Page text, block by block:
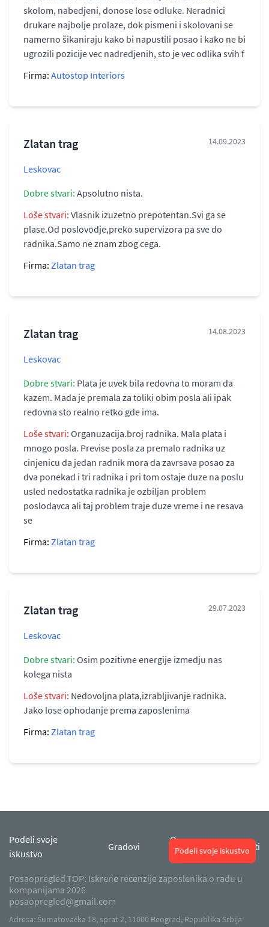
skolom, nabedjeni, donose lose odluke. Neradnici
drukare najbolje prolaze, dok pismeni i skolovani se
namerno šikaniraju kako bi napustili posao i kako ne bi
ugrozili pozicije vec nadredjenih, sto je vec odlika svih f
Firma: Autostop Interiors
Zlatan trag 14.09.2023
Leskovac
Dobre stvari: Apsolutno nista.
Loše stvari: Vlasnik izuzetno prepotentan.Svi ga se
plase.Od poslovodje,preko supervizora pa sve do
radnika.Samo ne znam zbog cega.
Firma: Zlatan trag
Zlatan trag 14.08.2023
Leskovac
Dobre stvari: Plata je uvek bila redovna to moram da
kazem. Mada je premala za toliki obim posla ali ipak
redovna sto realno retko gde ima.
Loše stvari: Organuzacija.broj radnika. Mala plata i
mnogo posla. Previse posla za premalo radnika uz
cinjenicu da jedan radnik mora da zavrsava posao za
dva ponekad i tri radnika i pri tom ostaje duze na poslu
usled nedostatka radnika je ozbiljan problem
poslodavca ali taj problem traje duze vreme i ne resava
se
Firma: Zlatan trag
Zlatan trag 29.07.2023
Leskovac
Dobre stvari: Osim pozitivne energije izmedju nas
kolega nista
Loše stvari: Nedovoljna plata,izrabljivanje radnika.
Jako lose ophodanje prema zaposlenima
Firma: Zlatan trag
Podeli svoje iskustvo
Podeli svoje
iskustvo
Gradovi
O
nama
Kontakti
Posaopregled.TOP: Iskrene recenzije zaposlenika o radu u
kompanijama 2026
posaopregled@gmail.com
Adresa: Šumatovačka 18, sprat 2, 11000 Beograd, Republika Srbija